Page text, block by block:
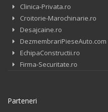
Clinica-Privata.ro
Croitorie-Marochinarie.ro
Desajcaine.ro
DezmembrariPieseAuto.com
EchipaConstructii.ro
Firma-Securitate.ro
Parteneri